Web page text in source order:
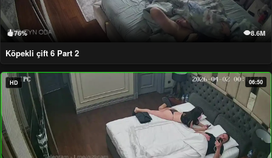
76% 8.6M
Köpekli çift 6 Part 2
HD 06:50